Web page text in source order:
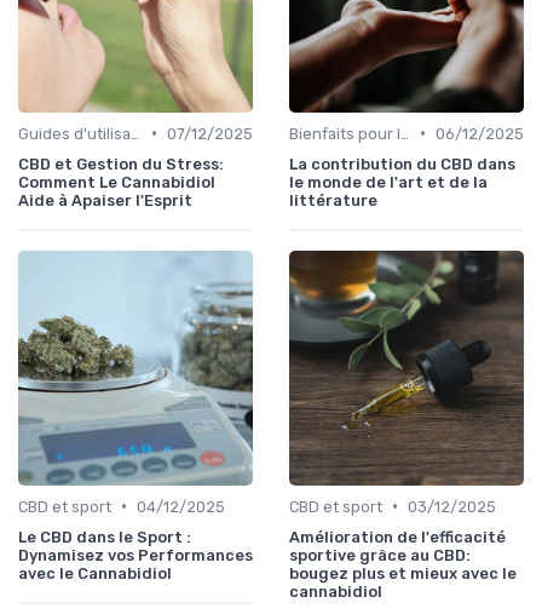
• 07/12/2025
CBD et Gestion du Stress:
Comment Le Cannabidiol
Aide à Apaiser l'Esprit
• 06/12/2025
La contribution du CBD dans
le monde de l'art et de la
littérature
CBD et sport • 04/12/2025
Le CBD dans le Sport :
Dynamisez vos Performances
avec le Cannabidiol
CBD et sport • 03/12/2025
Amélioration de l'efficacité
sportive grâce au CBD:
bougez plus et mieux avec le
cannabidiol